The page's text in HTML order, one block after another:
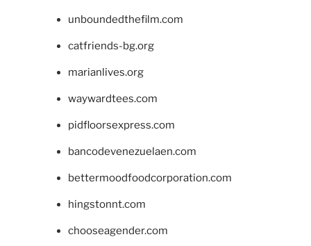
unboundedthefilm.com
catfriends-bg.org
marianlives.org
waywardtees.com
pidfloorsexpress.com
bancodevenezuelaen.com
bettermoodfoodcorporation.com
hingstonnt.com
chooseagender.com